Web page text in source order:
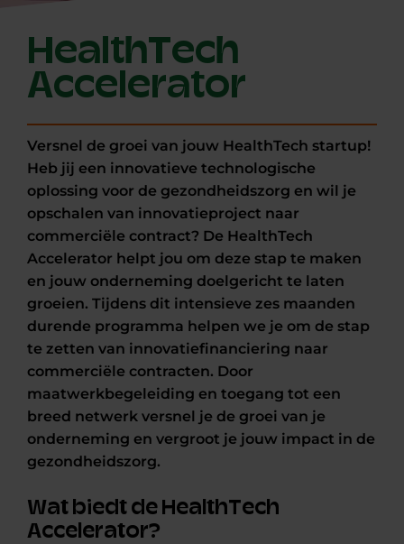
HealthTech
Accelerator
Versnel de groei van jouw HealthTech startup!
Heb jij een innovatieve technologische
oplossing voor de gezondheidszorg en wil je
opschalen van innovatieproject naar
commerciële contract? De HealthTech
Accelerator helpt jou om deze stap te maken
en jouw onderneming doelgericht te laten
groeien. Tijdens dit intensieve zes maanden
durende programma helpen we je om de stap
te zetten van innovatiefinanciering naar
commerciële contracten. Door
maatwerkbegeleiding en toegang tot een
breed netwerk versnel je de groei van je
onderneming en vergroot je jouw impact in de
gezondheidszorg.
Wat biedt de HealthTech
Accelerator?